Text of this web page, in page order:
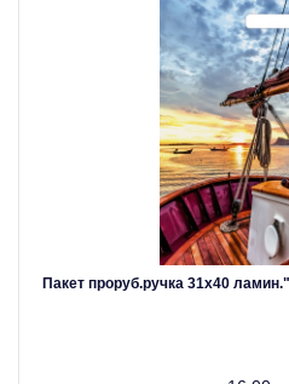
Пакет проруб.ручка 31х40